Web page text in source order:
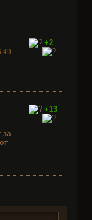
+2
за
+13